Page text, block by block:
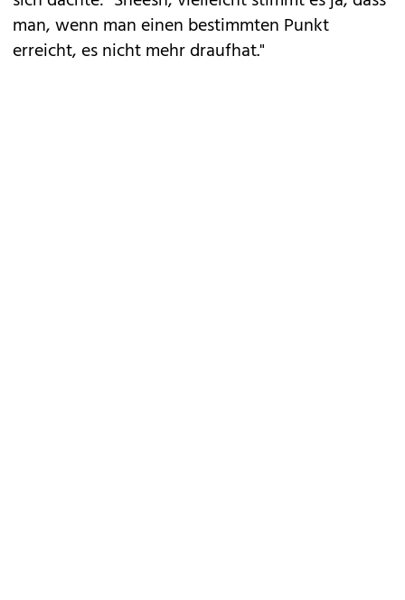
man, wenn man einen bestimmten Punkt
erreicht, es nicht mehr draufhat."